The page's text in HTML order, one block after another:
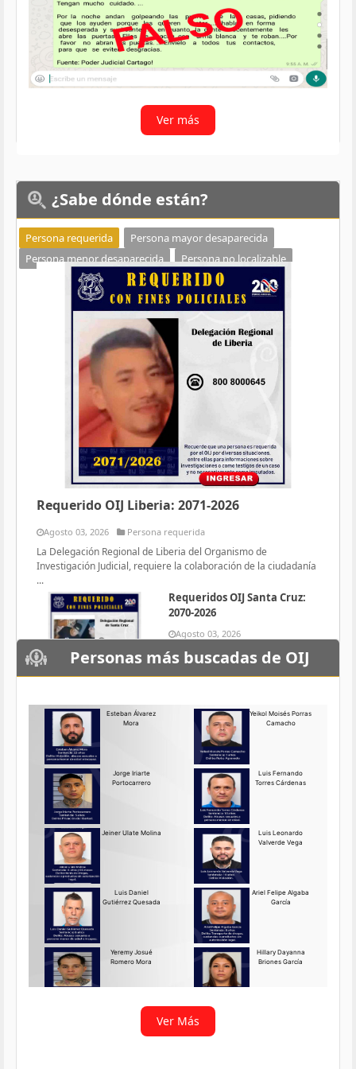
Ver más
¿Sabe dónde están?
Persona requerida
Persona mayor desaparecida
Persona menor desaparecida
Persona no localizable
Requerido OIJ Liberia: 2071-2026
Agosto 03, 2026 Persona requerida
La Delegación Regional de Liberia del Organismo de
Investigación Judicial, requiere la colaboración de la ciudadanía
...
Requeridos OIJ Santa Cruz:
2070-2026
Agosto 03, 2026
Persona requerida
La Delegación Regional de Santa
Requerido OIJ Puntarenas:
2069-2026
Agosto 03, 2026
Persona requerida
La Delegación Regional de
Puntarenas del Organismo de
Investigación
Ver más
Personas más buscadas de OIJ
Ver Más